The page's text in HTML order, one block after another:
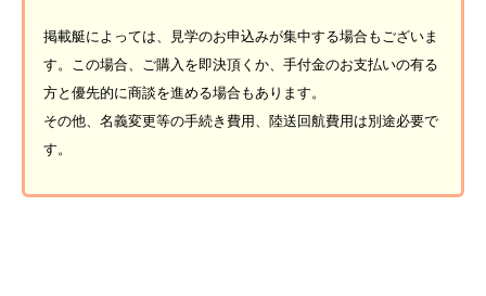
掲載艇によっては、見学のお申込みが集中する場合もございま
す。この場合、ご購入を即決頂くか、手付金のお支払いの有る
方と優先的に商談を進める場合もあります。
その他、名義変更等の手続き費用、陸送回航費用は別途必要で
す。